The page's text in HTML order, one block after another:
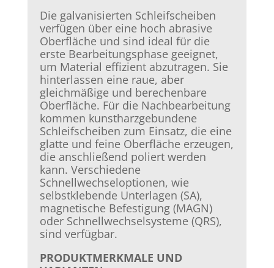
Die galvanisierten Schleifscheiben
verfügen über eine hoch abrasive
Oberfläche und sind ideal für die
erste Bearbeitungsphase geeignet,
um Material effizient abzutragen. Sie
hinterlassen eine raue, aber
gleichmäßige und berechenbare
Oberfläche. Für die Nachbearbeitung
kommen kunstharzgebundene
Schleifscheiben zum Einsatz, die eine
glatte und feine Oberfläche erzeugen,
die anschließend poliert werden
kann. Verschiedene
Schnellwechseloptionen, wie
selbstklebende Unterlagen (SA),
magnetische Befestigung (MAGN)
oder Schnellwechselsysteme (QRS),
sind verfügbar.
PRODUKTMERKMALE UND